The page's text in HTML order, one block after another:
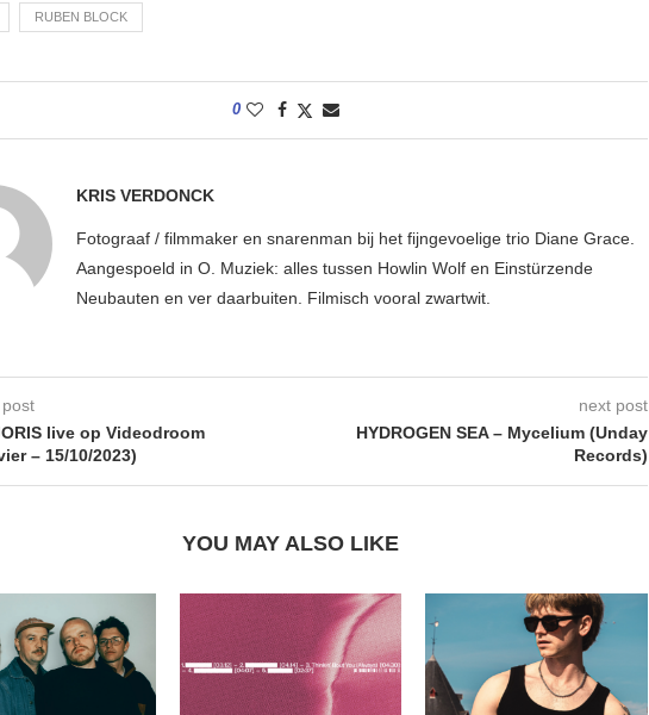
RUBEN BLOCK
0
KRIS VERDONCK
Fotograaf / filmmaker en snarenman bij het fijngevoelige trio Diane Grace.
Aangespoeld in O. Muziek: alles tussen Howlin Wolf en Einstürzende
Neubauten en ver daarbuiten. Filmisch vooral zwartwit.
live op Videodroom
– 15/10/2023)
next post
HYDROGEN SEA – Mycelium (Unday
Records)
YOU MAY ALSO LIKE